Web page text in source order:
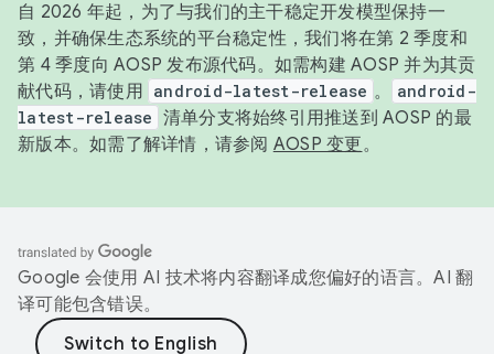
自 2026 年起，为了与我们的主干稳定开发模型保持一
致，并确保生态系统的平台稳定性，我们将在第 2 季度和
第 4 季度向 AOSP 发布源代码。如需构建 AOSP 并为其贡
献代码，请使用 android-latest-release 。
android-
latest-release 清单分支将始终引用推送到 AOSP 的最
新版本。如需了解详情，请参阅 AOSP 变更。
Google 会使用 AI 技术将内容翻译成您偏好的语言。AI 翻
译可能包含错误。